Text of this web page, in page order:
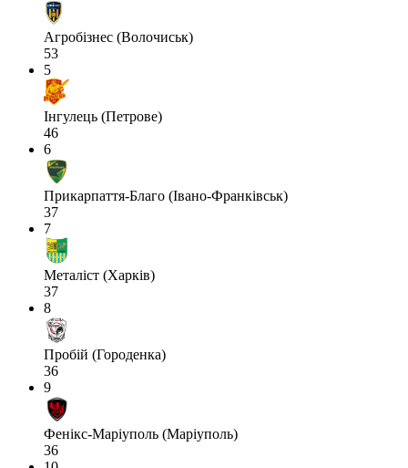
Агробізнес (Волочиськ)
53
5
Інгулець (Петрове)
46
6
Прикарпаття-Благо (Івано-Франківськ)
37
7
Металіст (Харків)
37
8
Пробій (Городенка)
36
9
Фенікс-Маріуполь (Маріуполь)
36